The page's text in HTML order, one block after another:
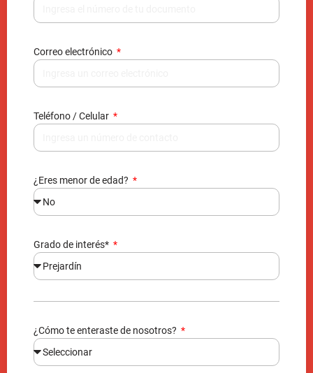
Correo electrónico
Teléfono / Celular
¿Eres menor de edad?
Grado de interés*
¿Cómo te enteraste de nosotros?